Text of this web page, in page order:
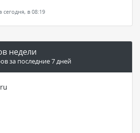
в 08:19
недели
за последние 7 дней